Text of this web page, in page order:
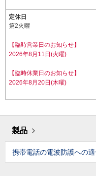
定休日
第2火曜
【臨時営業日のお知らせ】
2026年8月11日(火曜)
【臨時休業日のお知らせ】
2026年8月20日(木曜)
製品
携帯電話の電波防護への